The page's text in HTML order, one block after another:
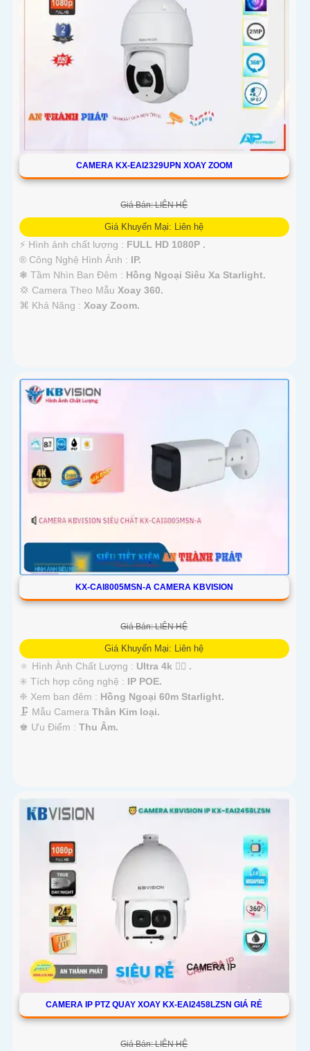
CAMERA KX-EAI2329UPN XOAY ZOOM
Giá Bán: LIÊN HỆ
Giá Khuyến Mại: Liên hệ
️⚡ Hình ảnh chất lượng : FULL HD 1080P .
®️ Công Nghệ Hình Ảnh : IP.
❃ Tầm Nhìn Ban Đêm : Hồng Ngoại Siêu Xa Starlight.
💢 Camera Theo Mẫu Xoay 360.
️⌘ Khả Năng : Xoay Zoom.
KX-CAI8005MSN-A CAMERA KBVISION
Giá Bán: LIÊN HỆ
Giá Khuyến Mại: Liên hệ
🔅 Hình Ành Chất Lượng : Ultra 4k 👍🏾 .
✳️ Tích hợp công nghệ : IP POE.
❈ Xem ban đêm : Hồng Ngoại 60m Starlight.
🗜️ Mẫu Camera Thân Kim loại.
️♚ Ưu Điểm : Thu Âm.
CAMERA IP PTZ QUAY XOAY KX-EAI2458LZSN GIÁ RẺ
Giá Bán: LIÊN HỆ